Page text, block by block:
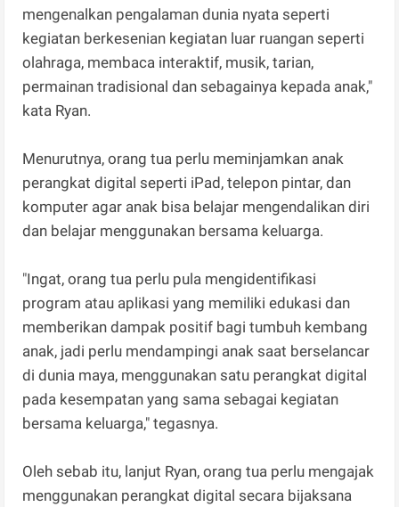
mengenalkan pengalaman dunia nyata seperti
kegiatan berkesenian kegiatan luar ruangan seperti
olahraga, membaca interaktif, musik, tarian,
permainan tradisional dan sebagainya kepada anak,"
kata Ryan.
Menurutnya, orang tua perlu meminjamkan anak
perangkat digital seperti iPad, telepon pintar, dan
komputer agar anak bisa belajar mengendalikan diri
dan belajar menggunakan bersama keluarga.
"Ingat, orang tua perlu pula mengidentifikasi
program atau aplikasi yang memiliki edukasi dan
memberikan dampak positif bagi tumbuh kembang
anak, jadi perlu mendampingi anak saat berselancar
di dunia maya, menggunakan satu perangkat digital
pada kesempatan yang sama sebagai kegiatan
bersama keluarga," tegasnya.
Oleh sebab itu, lanjut Ryan, orang tua perlu mengajak
menggunakan perangkat digital secara bijaksana